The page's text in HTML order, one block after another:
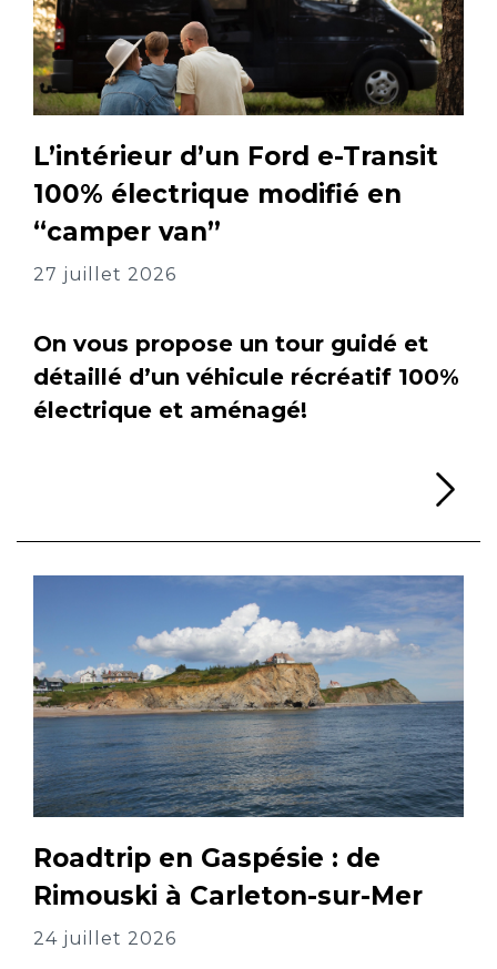
L’intérieur d’un Ford e-Transit
100% électrique modifié en
“camper van”
27 juillet 2026
On vous propose un tour guidé et
détaillé d’un véhicule récréatif 100%
électrique et aménagé!
Roadtrip en Gaspésie : de
Rimouski à Carleton-sur-Mer
24 juillet 2026